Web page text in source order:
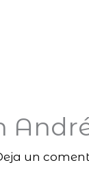
un